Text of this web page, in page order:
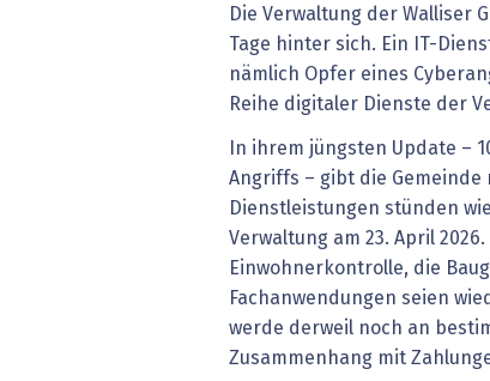
Die Verwaltung der Walliser
Tage hinter sich. Ein IT-
nämlich Opfer eines
Reihe digitaler Dienste der
In ihrem jüngsten Update –
Angriffs – gibt die Gemeinde
Dienstleistungen stünden
Verwaltung am 23. April
Einwohnerkontrolle, die
Fachanwendungen seien
werde derweil noch an
Zusammenhang mit